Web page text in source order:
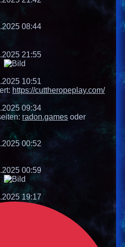
08:44
21:55
10:51
https://cuttheropeplay.com/
09:34
radon.games oder
00:52
00:59
19:17